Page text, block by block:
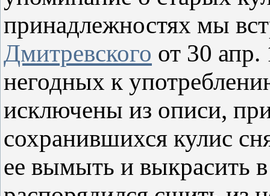
принадлежностях мы
Дмитревского от 30 апр.
негодных к
исключены из описи,
сохранившихся кулис
ее вымыть и выкрасить